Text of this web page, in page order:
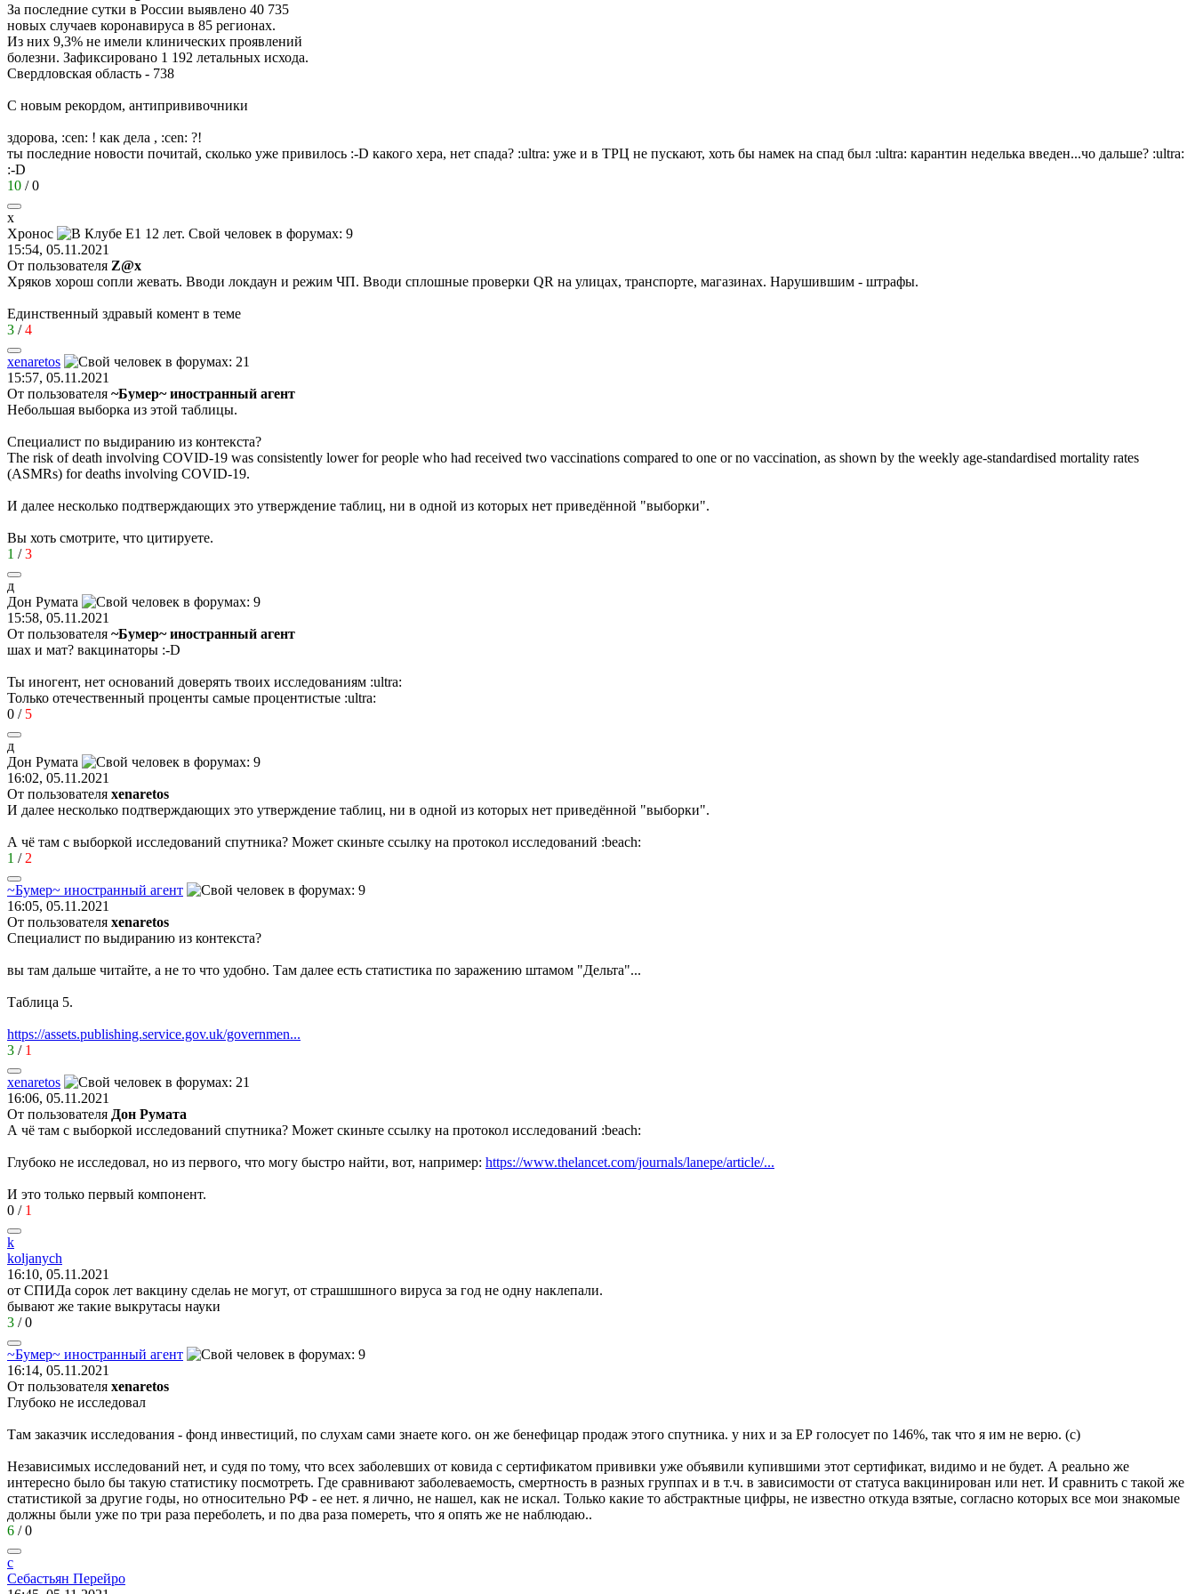
За последние сутки в России выявлено 40 735
новых случаев коронавируса в 85 регионах.
Из них 9,3% не имели клинических проявлений
болезни. Зафиксировано 1 192 летальных исхода.
Свердловская область - 738
С новым рекордом, антипрививочники
здорова, :cen: ! как дела , :cen: ?!
ты последние новости почитай, сколько уже привилось :-D какого хера, нет спада? :ultra: уже и в ТРЦ не пускают, хоть бы намек на спад был :ultra: карантин неделька введен...чо дальше? :ultra:
:-D
10 /0
х
Хронос
15:54, 05.11.2021
От пользователя Z@x
Хряков хорош сопли жевать. Вводи локдаун и режим ЧП. Вводи сплошные проверки QR на улицах, транспорте, магазинах. Нарушившим - штрафы.
Единственный здравый комент в теме
3 /4
xenaretos
15:57, 05.11.2021
От пользователя ~Бумер~ иностранный агент
Небольшая выборка из этой таблицы.
Специалист по выдиранию из контекста?
The risk of death involving COVID-19 was consistently lower for people who had received two vaccinations compared to one or no vaccination, as shown by the weekly age-standardised mortality rates
(ASMRs) for deaths involving COVID-19.
И далее несколько подтверждающих это утверждение таблиц, ни в одной из которых нет приведённой "выборки".
Вы хоть смотрите, что цитируете.
1 /3
д
Дон Руматa
15:58, 05.11.2021
От пользователя ~Бумер~ иностранный агент
шах и мат? вакцинаторы :-D
Ты иногент, нет оснований доверять твоих исследованиям :ultra:
Только отечественный проценты самые процентистые :ultra:
0 / 5
д
Дон Руматa
16:02, 05.11.2021
От пользователя xenaretos
И далее несколько подтверждающих это утверждение таблиц, ни в одной из которых нет приведённой "выборки".
А чё там с выборкой исследований спутника? Может скиньте ссылку на протокол исследований :beach:
1 / 2
~Бумер~ иностранный агент
16:05, 05.11.2021
От пользователя xenaretos
Специалист по выдиранию из контекста?
вы там дальше читайте, а не то что удобно. Там далее есть статистика по заражению штамом "Дельта"...
Таблица 5.
https://assets.publishing.service.gov.uk/governmen...
3 / 1
xenaretos
16:06, 05.11.2021
От пользователя Дон Руматa
А чё там с выборкой исследований спутника? Может скиньте ссылку на протокол исследований :beach:
Глубоко не исследовал, но из первого, что могу быстро найти, вот, например: https://www.thelancet.com/journals/lanepe/article/...
И это только первый компонент.
0 / 1
k
koljanych
16:10, 05.11.2021
от СПИДа сорок лет вакцину сделаь не могут, от страшшшного вируса за год не одну наклепали.
бывают же такие выкрутасы науки
3 /0
~Бумер~ иностранный агент
16:14, 05.11.2021
От пользователя xenaretos
Глубоко не исследовал
Там заказчик исследования - фонд инвестиций, по слухам сами знаете кого. он же бенефицар продаж этого спутника. у них и за ЕР голосует по 146%, так что я им не верю. (с)
Независимых исследований нет, и судя по тому, что всех заболевших от ковида с сертификатом прививки уже объявили купившими этот сертификат, видимо и не будет. А реально же
интересно было бы такую статистику посмотреть. Где сравнивают заболеваемость, смертность в разных группах и в т.ч. в зависимости от статуса вакцинирован или нет. И сравнить с такой же
статистикой за другие годы, но относительно РФ - ее нет. я лично, не нашел, как не искал. Только какие то абстрактные цифры, не известно откуда взятые, согласно которых все мои знакомые
должны были уже по три раза переболеть, и по два раза помереть, что я опять же не наблюдаю..
6 /0
с
Себастьян Перейро